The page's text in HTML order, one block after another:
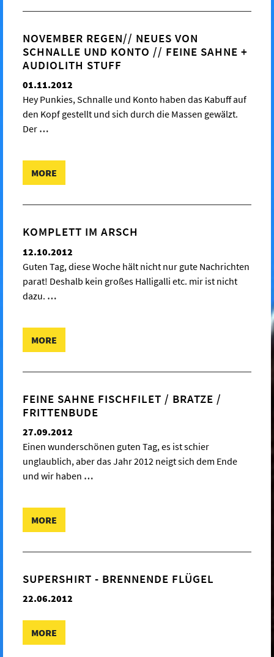
NOVEMBER REGEN// NEUES VON
SCHNALLE UND KONTO // FEINE SAHNE +
AUDIOLITH STUFF
01.11.2012
Hey Punkies, Schnalle und Konto haben das Kabuff auf
den Kopf gestellt und sich durch die Massen gewälzt.
Der …
MORE
KOMPLETT IM ARSCH
12.10.2012
Guten Tag, diese Woche hält nicht nur gute Nachrichten
parat! Deshalb kein großes Halligalli etc. mir ist nicht
dazu. …
MORE
FEINE SAHNE FISCHFILET / BRATZE /
FRITTENBUDE
27.09.2012
Einen wunderschönen guten Tag, es ist schier
unglaublich, aber das Jahr 2012 neigt sich dem Ende
und wir haben …
MORE
SUPERSHIRT - BRENNENDE FLÜGEL
22.06.2012
MORE